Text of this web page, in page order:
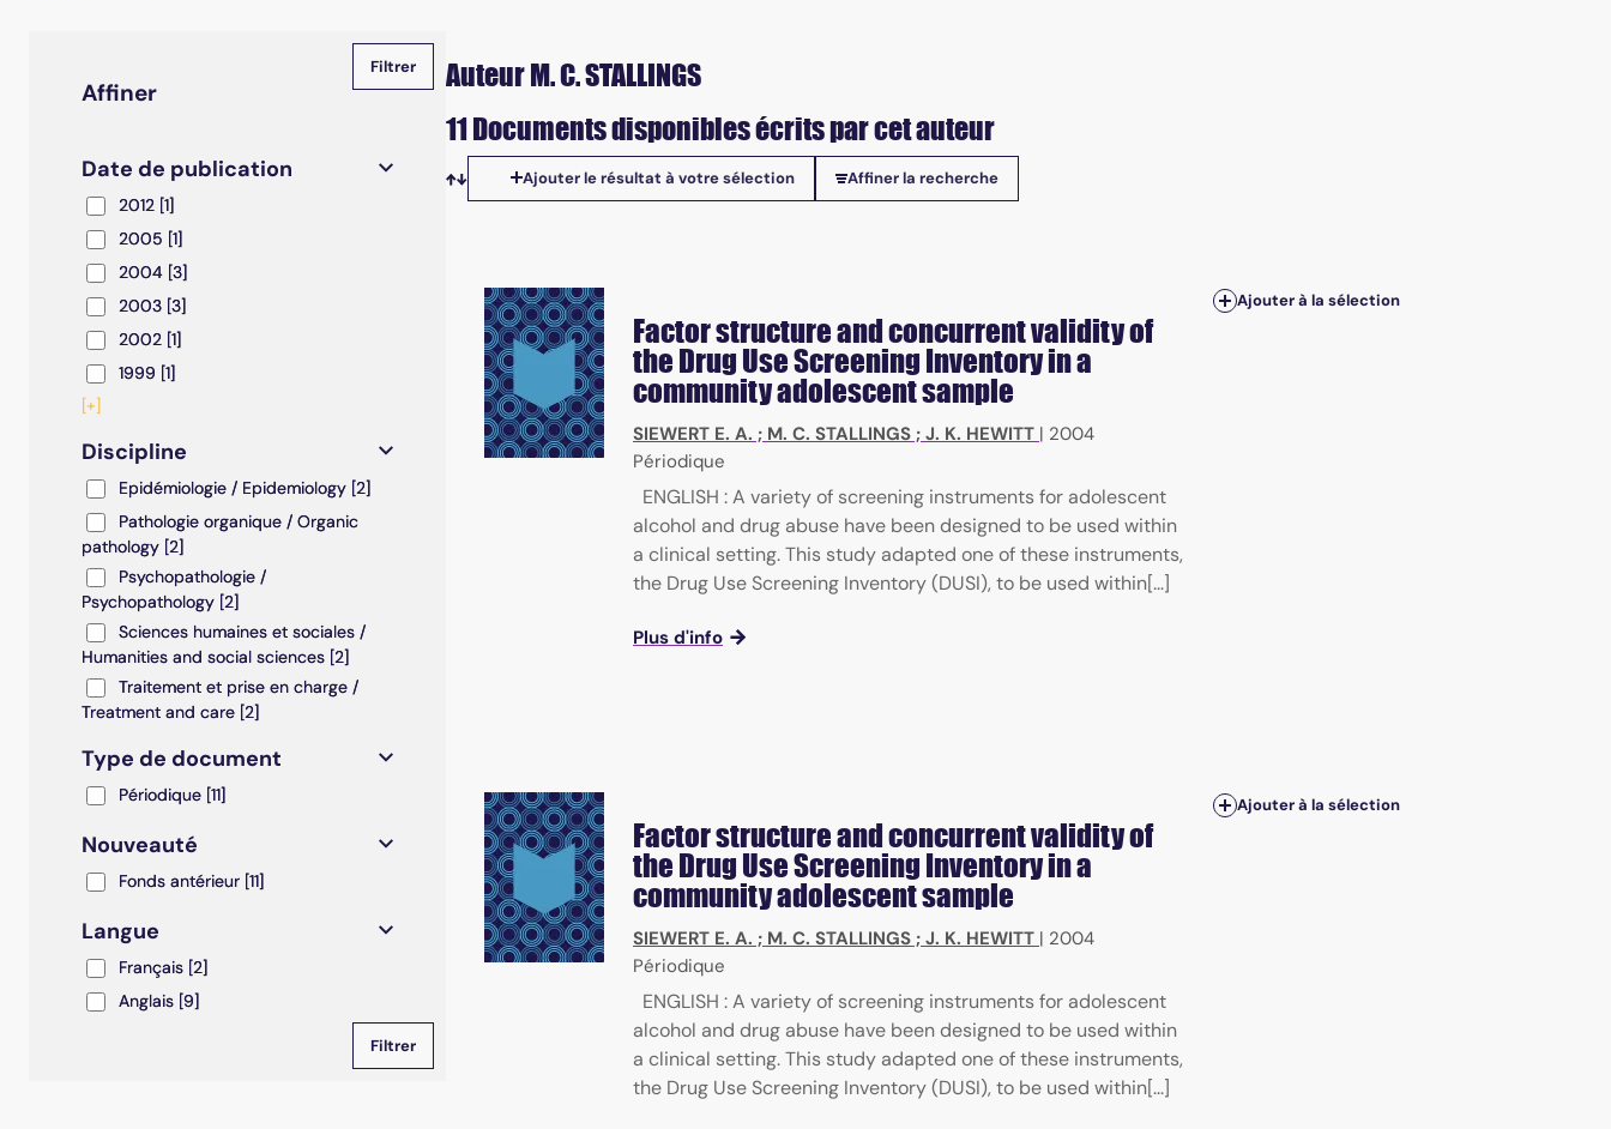
Affiner
Date de publication
20122012 [1]
20052005 [1]
20042004 [3]
20032003 [3]
20022002 [1]
19991999 [1]
[+]
Discipline
Epidémiologie / Epidemiology
Epidémiologie / Epidemiology [2]
Pathologie organique / Organic pathology
Pathologie organique / Organic
pathology [2]
Psychopathologie / Psychopathology
Psychopathologie /
Psychopathology [2]
Sciences humaines et sociales / Humanities and social sciences
Sciences humaines et sociales /
Humanities and social sciences [2]
Traitement et prise en charge / Treatment and care
Traitement et prise en charge /
Treatment and care [2]
Type de document
Périodique
Périodique [11]
Nouveauté
Fonds antérieur
Fonds antérieur [11]
Langue
Français
Français [2]
AnglaisAnglais [9]
Auteur M. C. STALLINGS
11 Documents disponibles écrits par cet auteur
Tris disponibles
Ajouter le résultat à votre sélection Affiner la recherche
Factor structure and concurrent validity of
the Drug Use Screening Inventory in a
community adolescent sample
SIEWERT E. A. ; M. C. STALLINGS ; J. K. HEWITT | 2004
Périodique
ENGLISH : A variety of screening instruments for adolescent
alcohol and drug abuse have been designed to be used within
a clinical setting. This study adapted one of these instruments,
the Drug Use Screening Inventory (DUSI), to be used within[...]
Plus d'info
Ajouter à la sélection
Factor structure and concurrent validity of
the Drug Use Screening Inventory in a
community adolescent sample
SIEWERT E. A. ; M. C. STALLINGS ; J. K. HEWITT | 2004
Périodique
ENGLISH : A variety of screening instruments for adolescent
alcohol and drug abuse have been designed to be used within
a clinical setting. This study adapted one of these instruments,
the Drug Use Screening Inventory (DUSI), to be used within[...]
Ajouter à la sélection